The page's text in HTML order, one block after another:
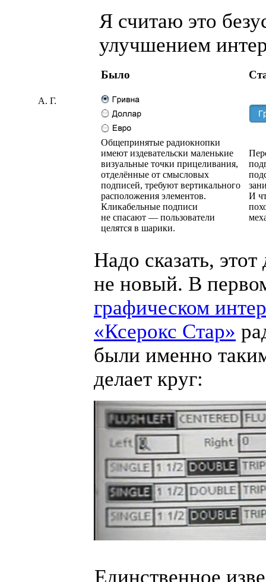
А. Г.
Я считаю это
улучшением
Было
Общепринятые радиокнопки
имеют издевательски маленькие
визуальные точки прицеливания,
отделённые от смысловых
подписей, требуют вертикального
расположения элементов.
Кликабельные подписи
не спасают — пользователи
целятся в шарики.
И
Надо сказать,
не новый. В
графическом
«Ксерокс Cтар»
были именно
делает круг:
Единственное